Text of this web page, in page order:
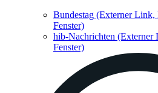
Bundestag (Externer Link,
Fenster)
hib-Nachrichten (Externer
Fenster)